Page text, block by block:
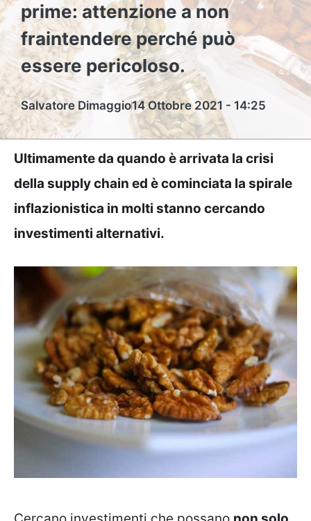
prime: attenzione a non
fraintendere perché può
essere pericoloso.
Salvatore Dimaggio14 Ottobre 2021 - 14:25
Ultimamente da quando è arrivata la crisi
della supply chain ed è cominciata la spirale
inflazionistica in molti stanno cercando
investimenti alternativi.